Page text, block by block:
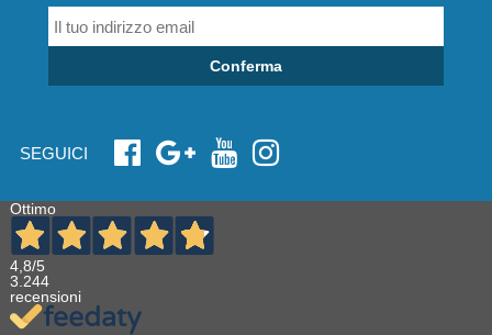
Conferma
SEGUICI
Ottimo
4,8/5
3.244
recensioni